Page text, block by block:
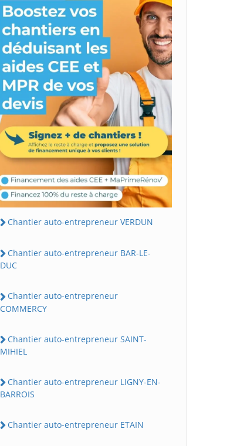
Chantier auto-entrepreneur VERDUN
Chantier auto-entrepreneur BAR-LE-
DUC
Chantier auto-entrepreneur
COMMERCY
Chantier auto-entrepreneur SAINT-
MIHIEL
Chantier auto-entrepreneur LIGNY-EN-
BARROIS
Chantier auto-entrepreneur ETAIN